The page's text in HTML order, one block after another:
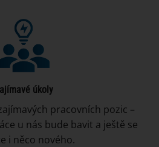
úkoly
pracovních pozic –
u nás bude bavit a ještě se
i něco nového.